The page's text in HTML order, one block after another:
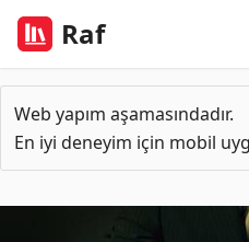
Raf
Web yapım aşamasındadır.
En iyi deneyim için mobil